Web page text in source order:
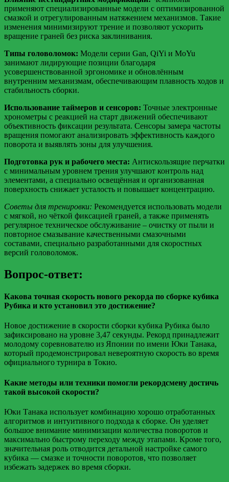
применяют специализированные модели с оптимизированной
смазкой и отрегулированным натяжением механизмов. Такие
изменения минимизируют трение и позволяют ускорить
вращение граней без риска заклинивания.
Типы головоломок: Модели серии Gan, QiYi и MoYu
занимают лидирующие позиции благодаря
усовершенствованной эргономике и обновлённым
внутренним механизмам, обеспечивающим плавность ходов и
стабильность сборки.
Использование таймеров и сенсоров: Точные электронные
хронометры с реакцией на старт движений обеспечивают
объективность фиксации результата. Сенсоры замера частоты
вращения помогают анализировать эффективность каждого
поворота и выявлять зоны для улучшения.
Подготовка рук и рабочего места: Антискользящие перчатки
с минимальным уровнем трения улучшают контроль над
элементами, а специально освещённая и организованная
поверхность снижает усталость и повышает концентрацию.
Советы для тренировки: Рекомендуется использовать модели
с мягкой, но чёткой фиксацией граней, а также применять
регулярное техническое обслуживание – очистку от пыли и
повторное смазывание качественными смазочными
составами, специально разработанными для скоростных
версий головоломок.
Вопрос-ответ:
Какова точная скорость нового рекорда по сборке кубика
Рубика и кто установил это достижение?
Новое достижение в скорости сборки кубика Рубика было
зафиксировано на уровне 3,47 секунды. Рекорд принадлежит
молодому соревнователю из Японии по имени Юки Танака,
который продемонстрировал невероятную скорость во время
официального турнира в Токио.
Какие методы или техники помогли рекордсмену достичь
такой высокой скорости?
Юки Танака использует комбинацию хорошо отработанных
алгоритмов и интуитивного подхода к сборке. Он уделяет
большое внимание минимизации количества поворотов и
максимально быстрому переходу между этапами. Кроме того,
значительная роль отводится детальной настройке самого
кубика — смазке и точности поворотов, что позволяет
избежать задержек во время сборки.